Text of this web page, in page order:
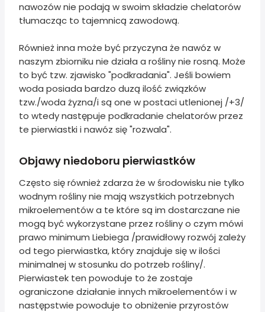
nawozów nie podają w swoim składzie chelatorów
tłumacząc to tajemnicą zawodową.
Również inna może być przyczyna że nawóz w
naszym zbiorniku nie działa a rośliny nie rosną. Może
to być tzw. zjawisko "podkradania". Jeśli bowiem
woda posiada bardzo duzą ilość związków
tzw./woda żyzna/i są one w postaci utlenionej /+3/
to wtedy następuje podkradanie chelatorów przez
te pierwiastki i nawóz się "rozwala".
Objawy niedoboru pierwiastków
Często się również zdarza że w środowisku nie tylko
wodnym rośliny nie mają wszystkich potrzebnych
mikroelementów a te które są im dostarczane nie
mogą być wykorzystane przez rośliny o czym mówi
prawo minimum Liebiega /prawidłowy rozwój zależy
od tego pierwiastka, który znajduje się w ilości
minimalnej w stosunku do potrzeb rośliny/.
Pierwiastek ten powoduje to że zostaje
ograniczone działanie innych mikroelementów i w
następstwie powoduje to obniżenie przyrostów